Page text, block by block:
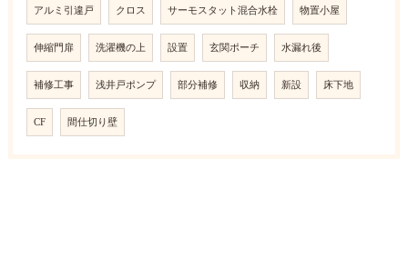
アルミ引違戸 クロス サーモスタット混合水栓 物置小屋
伸縮門扉 洗濯機の上 設置 玄関ポーチ 水漏れ後
補修工事 浅井戸ポンプ 部分補修 収納 新設 床下地
CF 間仕切り壁